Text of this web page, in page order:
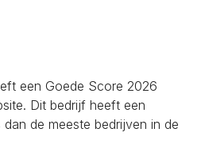
een Goede Score 2026
Dit bedrijf heeft een
de meeste bedrijven in de